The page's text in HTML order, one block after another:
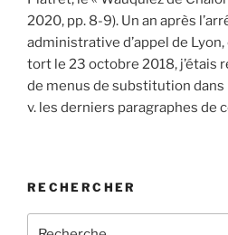
2020, pp. 8-9). Un an après
administrative d’appel de
tort le 23 octobre 2018, j’étais
de menus de substitution dans
v. les derniers paragraphes de
RECHERCHER